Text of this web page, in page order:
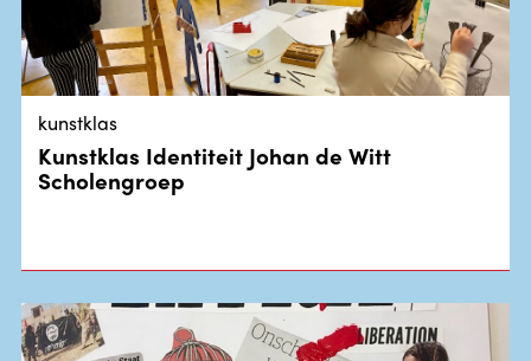
kunstklas
Kunstklas Identiteit Johan de Witt
Scholengroep